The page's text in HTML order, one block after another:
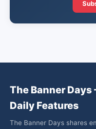
The Banner
Daily Features
The Banner Days shares